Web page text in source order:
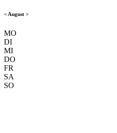
< August >
MO
DI
MI
DO
FR
SA
SO